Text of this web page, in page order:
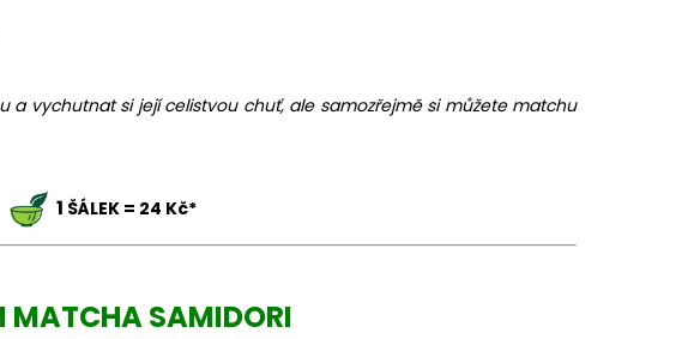
vychutnat si její celistvou chuť, ale samozřejmě si můžete matchu
1 ŠÁLEK = 24 Kč*
MATCHA SAMIDORI